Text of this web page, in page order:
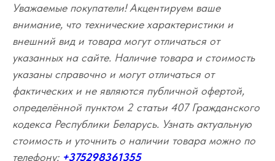
Уважаемые покупатели! Акцентируем ваше
внимание, что технические характеристики и
внешний вид и товара могут отличаться от
указанных на сайте. Наличие товара и стоимость
указаны справочно и могут отличаться от
фактических и не являются публичной офертой,
определённой пунктом 2 статьи 407 Гражданского
кодекса Республики Беларусь. Узнать актуальную
стоимость и уточнить о наличии товара можно по
телефону: +375298361355